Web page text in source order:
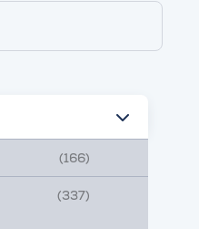
(166)
(337)